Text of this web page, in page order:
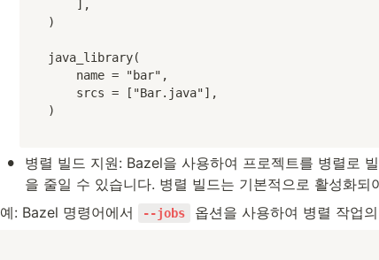
)
java_library(
)
•
병렬 빌드 지원: Bazel을 사용하여 프로젝트를 병렬로
을 줄일 수 있습니다. 병렬 빌드는 기본적으로 활성화
예: Bazel 명령어에서
--jobs 옵션을 사용하여 병렬 작업